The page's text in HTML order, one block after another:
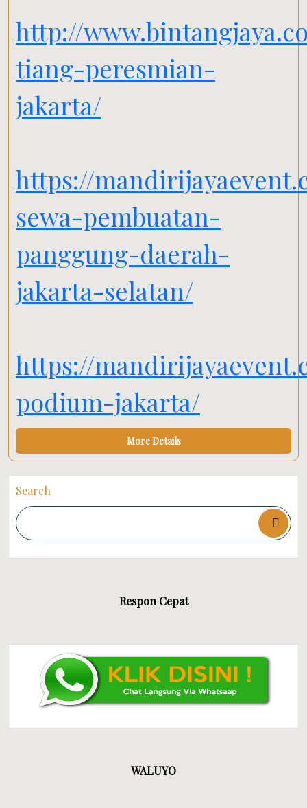
http://
tiang-peresmian-
jakarta/
https://
sewa-pembuatan-
panggung-daerah-
jakarta-selatan/
https://
podium-jakarta/
More Details
Search
Respon Cepat
WALUYO